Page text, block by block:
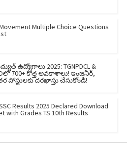
Multiple Choice Questions
ఉద్యోగాలు 2025: TGNPDCL &
700+ కొత్త అవకాశాలు! ఇంజనీర్,
పోస్టులకు దరఖాస్తు చేసుకోండి!
Results 2025 Declared Download
with Grades TS 10th Results